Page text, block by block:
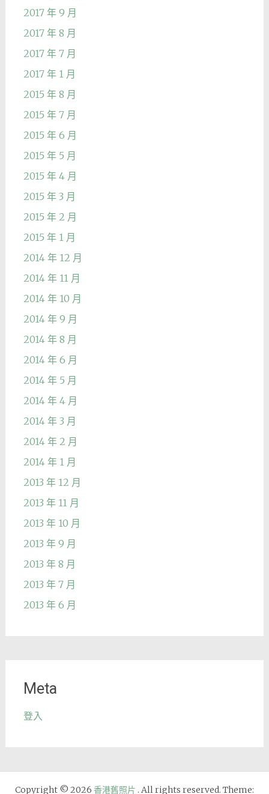
2017 年 9 月
2017 年 8 月
2017 年 7 月
2017 年 1 月
2015 年 8 月
2015 年 7 月
2015 年 6 月
2015 年 5 月
2015 年 4 月
2015 年 3 月
2015 年 2 月
2015 年 1 月
2014 年 12 月
2014 年 11 月
2014 年 10 月
2014 年 9 月
2014 年 8 月
2014 年 6 月
2014 年 5 月
2014 年 4 月
2014 年 3 月
2014 年 2 月
2014 年 1 月
2013 年 12 月
2013 年 11 月
2013 年 10 月
2013 年 9 月
2013 年 8 月
2013 年 7 月
2013 年 6 月
Meta
登入
Copyright © 2026 香港舊照片 . All rights reserved. Theme: